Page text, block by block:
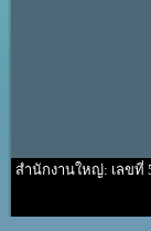
สำนักงานใหญ่: เลขที่